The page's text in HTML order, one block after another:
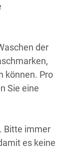
der
können. Pro
Sie eine
Bitte immer
es keine